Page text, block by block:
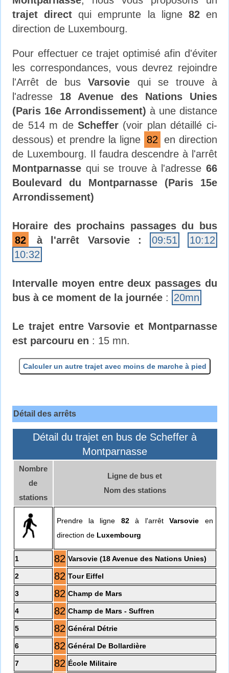
trajet direct qui emprunte la ligne 82en
direction de Luxembourg.
Pour effectuer ce trajet optimisé afin d'éviter
les correspondances, vous devrez rejoindre
l'Arrêt de busVarsovie qui se trouve à
l'adresse 18 Avenue des Nations Unies
(Paris 16e Arrondissement) à une distance
de 514 m de Scheffer (voir plan détaillé ci-
dessous) et prendre la ligne 82 en direction
de Luxembourg. Il faudra descendre à l'arrêt
Montparnasse qui se trouve à l'adresse 66
Boulevard du Montparnasse (Paris 15e
Arrondissement)
Horaire des prochains passages du bus
82
à l'arrêt Varsovie : 09:51
10:12
10:32
Intervalle moyen entre deux passages du
bus à ce moment de la journée : 20mn
Le trajet entre Varsovie et Montparnasse
est parcouru en : 15 mn.
Calculer un autre trajet avec moins de marche à pied
Détail des arrêts
Détail du trajet en bus de Scheffer à
Montparnasse
Nombre
de
stations
Ligne de bus et
Nom des stations
Prendre la ligne 82à l'arrêtVarsovie en
direction de Luxembourg
1 82 Varsovie (18 Avenue des Nations Unies)
2 82 Tour Eiffel
3 82 Champ de Mars
4 82 Champ de Mars - Suffren
5 82 Général Détrie
6 82 Général De Bollardière
7 82 École Militaire